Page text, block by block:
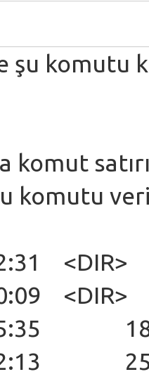
şu komutu
komut
komutu
183
12:13